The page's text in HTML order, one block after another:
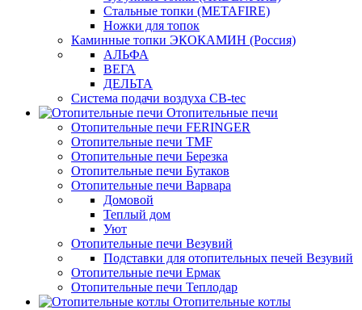
Стальные топки (METAFIRE)
Ножки для топок
Каминные топки ЭКОКАМИН (Россия)
АЛЬФА
ВЕГА
ДЕЛЬТА
Система подачи воздуха CB-tec
Отопительные печи
Отопительные печи FERINGER
Отопительные печи TMF
Отопительные печи Березка
Отопительные печи Бутаков
Отопительные печи Варвара
Домовой
Теплый дом
Уют
Отопительные печи Везувий
Подставки для отопительных печей Везувий
Отопительные печи Ермак
Отопительные печи Теплодар
Отопительные котлы